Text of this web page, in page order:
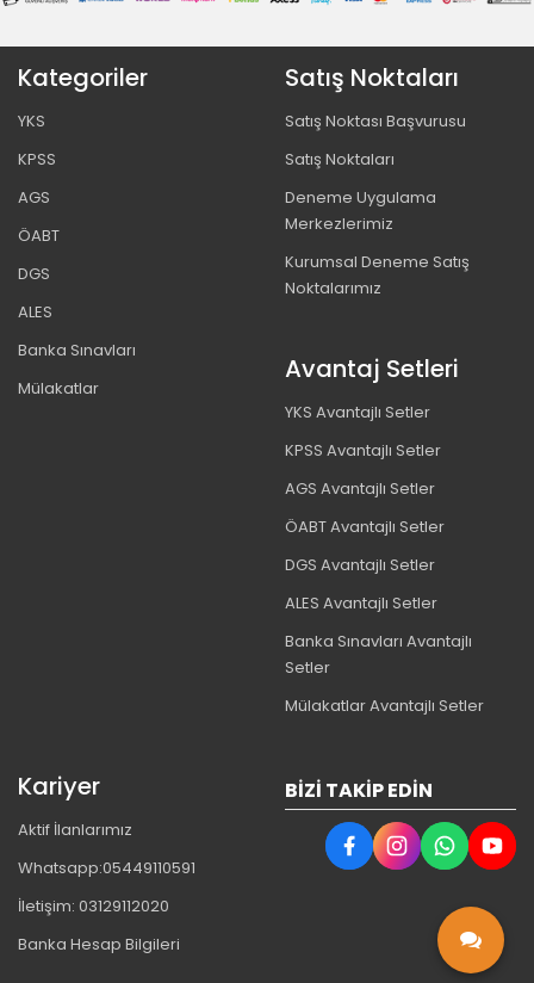
Kategoriler
YKS
KPSS
AGS
ÖABT
DGS
ALES
Banka Sınavları
Mülakatlar
Satış Noktaları
Satış Noktası Başvurusu
Satış Noktaları
Deneme Uygulama
Merkezlerimiz
Kurumsal Deneme Satış
Noktalarımız
Avantaj Setleri
YKS Avantajlı Setler
KPSS Avantajlı Setler
AGS Avantajlı Setler
ÖABT Avantajlı Setler
DGS Avantajlı Setler
ALES Avantajlı Setler
Banka Sınavları Avantajlı
Setler
Mülakatlar Avantajlı Setler
Kariyer
Aktif İlanlarımız
Whatsapp:05449110591
İletişim: 03129112020
Banka Hesap Bilgileri
BIZI TAKIP EDIN